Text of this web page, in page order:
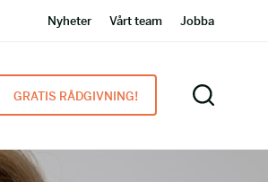
Nyheter Vårt team Jobba
GRATIS RÅDGIVNING!